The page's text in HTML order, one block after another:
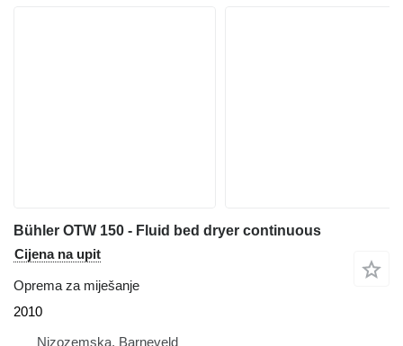
Bühler OTW 150 - Fluid bed dryer continuous
Cijena na upit
Oprema za miješanje
2010
Nizozemska, Barneveld